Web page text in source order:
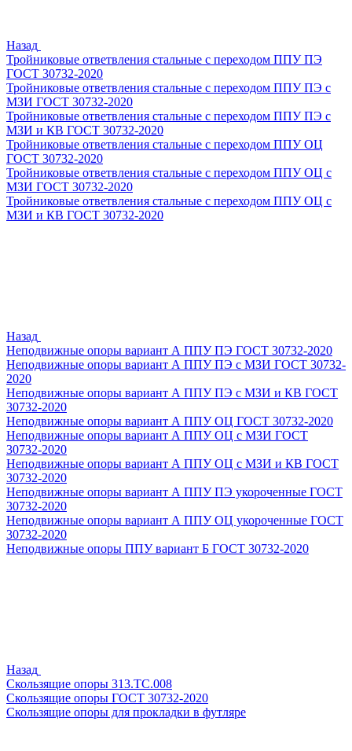
Назад
Тройниковые ответвления стальные с переходом ППУ ПЭ
ГОСТ 30732-2020
Тройниковые ответвления стальные с переходом ППУ ПЭ с
МЗИ ГОСТ 30732-2020
Тройниковые ответвления стальные с переходом ППУ ПЭ с
МЗИ и КВ ГОСТ 30732-2020
Тройниковые ответвления стальные с переходом ППУ ОЦ
ГОСТ 30732-2020
Тройниковые ответвления стальные с переходом ППУ ОЦ с
МЗИ ГОСТ 30732-2020
Тройниковые ответвления стальные с переходом ППУ ОЦ с
МЗИ и КВ ГОСТ 30732-2020
Назад
Неподвижные опоры вариант А ППУ ПЭ ГОСТ 30732-2020
Неподвижные опоры вариант А ППУ ПЭ с МЗИ ГОСТ 30732-
2020
Неподвижные опоры вариант А ППУ ПЭ с МЗИ и КВ ГОСТ
30732-2020
Неподвижные опоры вариант А ППУ ОЦ ГОСТ 30732-2020
Неподвижные опоры вариант А ППУ ОЦ с МЗИ ГОСТ
30732-2020
Неподвижные опоры вариант А ППУ ОЦ с МЗИ и КВ ГОСТ
30732-2020
Неподвижные опоры вариант А ППУ ПЭ укороченные ГОСТ
30732-2020
Неподвижные опоры вариант А ППУ ОЦ укороченные ГОСТ
30732-2020
Неподвижные опоры ППУ вариант Б ГОСТ 30732-2020
Назад
Скользящие опоры 313.ТС.008
Скользящие опоры ГОСТ 30732-2020
Скользящие опоры для прокладки в футляре